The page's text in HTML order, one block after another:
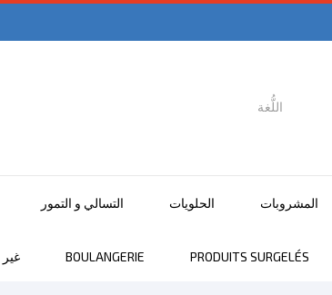
اللُّغة
المشروبات الحلويات التسالي و التمور
PRODUITS SURGELÉS
BOULANGERIE غير